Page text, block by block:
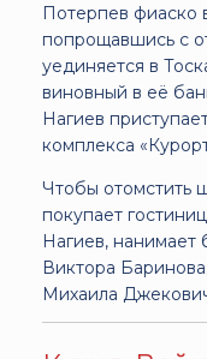
Потерпев фиаско
попрощавшись с
уединяется в
виновный в её
Нагиев
комплекса
Чтобы отомстить
покупает
Нагиев,
Виктора
Михаила